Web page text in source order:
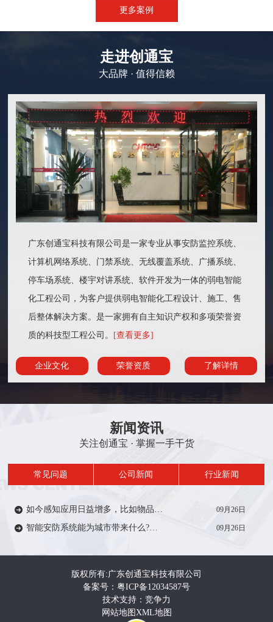
房建设、视频监控系统、信息网络
禁系统、停车场系统，会议系统、
更多案例
走进创通宝
大品牌 · 值得信赖
广东创通宝科技有限公司是一家专业从事安防监控系统、
计算机网络系统、门禁系统、无线覆盖系统、广播系统、
停车场系统、楼宇对讲系统、软件开发为一体的弱电智能
化工程公司，为客户提供弱电智能化工程设计、施工、售
后整体解决方案。是一家拥有自主知识产权和多项荣誉资
质的科技型工程公司。
[查看更多]
企业文化 荣誉资质 了解详情
新闻资讯
关注创通宝 · 掌握一手干货
常见问题 公司新闻 行业新闻
09月26日
09月26日
版权所有:广东创通宝科技有限公司
备案号：粤ICP备12034587号
技术支持：竞争力
网站地图 XML地图